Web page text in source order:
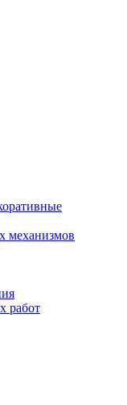
механизмов
работ